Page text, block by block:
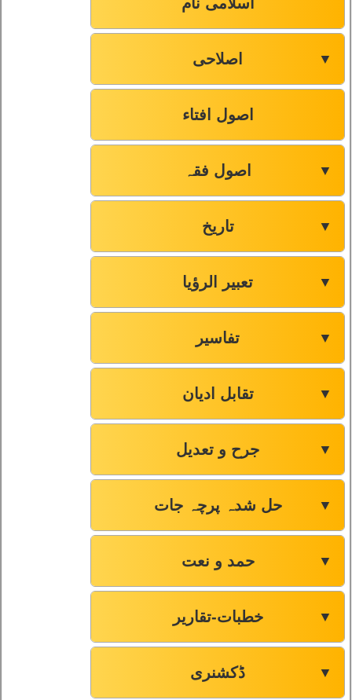
اصلاحی ▼
اصول افتاء
اصول فقہ ▼
تاریخ ▼
تعبیر الرؤیا ▼
تفاسیر ▼
تقابل ادیان ▼
جرح و تعدیل ▼
حل شدہ پرچہ جات ▼
حمد و نعت ▼
خطبات-تقاریر ▼
ڈکشنری ▼